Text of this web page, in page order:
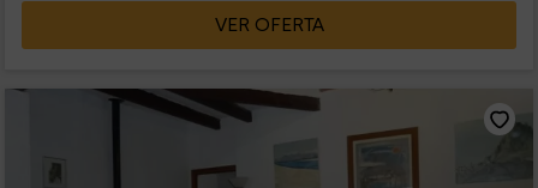
VER OFERTA